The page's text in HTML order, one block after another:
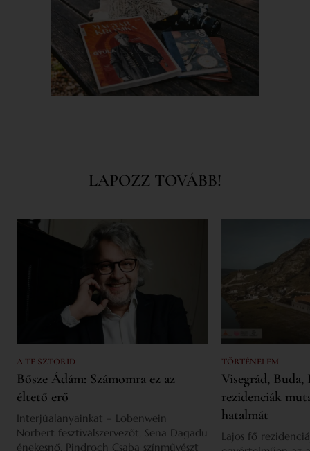
LAPOZZ TOVÁBB!
A TE SZTORID
Bősze Ádám: Számomra ez az
éltető erő
Interjúalanyainkat – Lobenwein
Norbert fesztiválszervezőt, Sena Dagadu
énekesnő, Pindroch Csaba színművészt
TÖRTÉNELEM
Visegrád,
rezidenciák
hatalmát
Lajos fő